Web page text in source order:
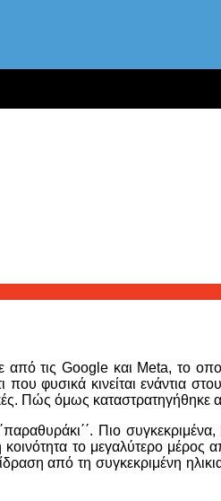
Google και Meta, το οποίο
φυσικά κινείται ενάντια
Πώς όμως καταστρατηγήθηκε
Πιο
το μεγαλύτερο μέρος
από τη συγκεκριμένη